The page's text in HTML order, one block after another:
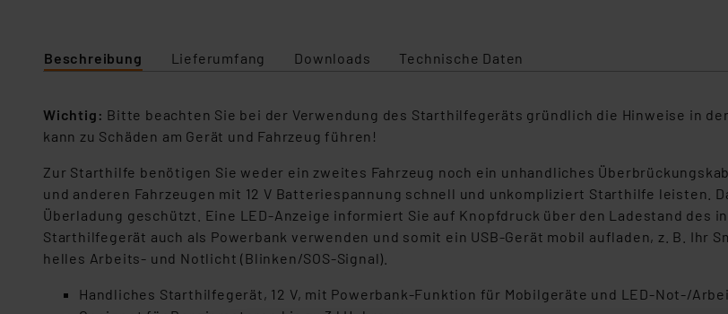
Beschreibung Lieferumfang Downloads Technische Daten
Wichtig: Bitte beachten Sie bei der Verwendung des Starthilfegeräts gründlich die Hinweise in
kann zu Schäden am Gerät und Fahrzeug führen!
Zur Starthilfe benötigen Sie weder ein zweites Fahrzeug noch ein unhandliches
und anderen Fahrzeugen mit 12 V Batteriespannung schnell und unkompliziert Starthilfe leisten.
Überladung geschützt. Eine LED-Anzeige informiert Sie auf Knopfdruck über den Ladestand des
Starthilfegerät auch als Powerbank verwenden und somit ein USB-Gerät mobil aufladen, z. B. Ihr
helles Arbeits- und Notlicht (Blinken/SOS-Signal).
Handliches Starthilfegerät, 12 V, mit Powerbank-Funktion für Mobilgeräte und LED-Not-/